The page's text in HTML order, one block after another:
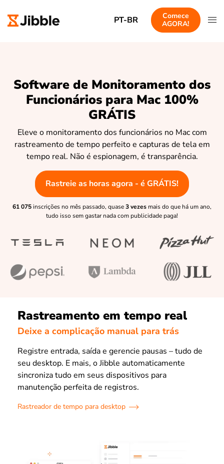
PT-BR
Comece
AGORA!
Software de Monitoramento dos
Funcionários para Mac 100%
GRÁTIS
Eleve o monitoramento dos funcionários no Mac com
rastreamento de tempo perfeito e capturas de tela em
tempo real. Não é espionagem, é transparência.
Rastreie as horas agora - é GRÁTIS!
61 075inscrições no mês passado, quase3 vezes mais do que há um ano,
tudo isso sem gastar nada com publicidade paga!
Rastreamento em tempo real
Deixe a complicação manual para trás
Registre entrada, saída e gerencie pausas – tudo de
seu desktop. E mais, o Jibble automaticamente
sincroniza tudo em seus dispositivos para
manutenção perfeita de registros.
Rastreador de tempo para desktop